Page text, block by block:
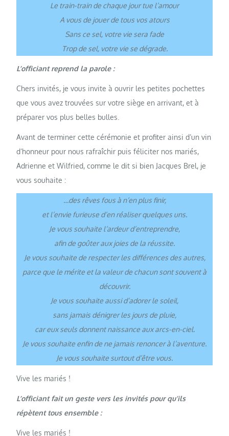
Le train-train de chaque jour tue l’amour
A vous de jouer de tous vos atours
Sans ce sel, votre vie sera fade
Trop de sel, votre vie se dégrade.
L’officiant reprend la parole :
Chers invités, je vous invite à ouvrir les petites pochettes
que vous avez trouvées sur votre siège en arrivant, et à
préparer vos plus belles bulles.
Avant de terminer cette cérémonie et profiter ainsi d’un vin
d’honneur pour nous rafraîchir puis féliciter nos mariés,
Adrienne et Wilfried, comme le dit si bien Jacques Brel, je
vous souhaite :
…des rêves fous à n’en plus finir,
et l’envie furieuse d’en réaliser quelques uns.
Je vous souhaite l’ardeur d’entreprendre,
afin de goûter aux joies de la réussite.
Je vous souhaite de respecter les différences des autres,
parce que le mérite et la valeur de chacun sont souvent à
découvrir.
Je vous souhaite aussi d’adorer le soleil,
sans jamais dénigrer les jours de pluie,
car eux seuls donnent naissance aux arcs-en-ciel.
Je vous souhaite enfin de ne jamais renoncer à l’aventure.
Je vous souhaite surtout d’être vous.
Vive les mariés !
L’officiant fait un geste vers les invités pour qu’ils
répètent tous ensemble :
Vive les mariés !